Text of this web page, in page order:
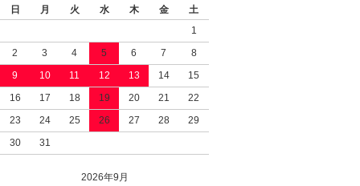
日
月 火 水 木 金
土
1
2
3 4 5 6 7
8
9
10 11 12 13 14
15
16
17 18 19 20 21
22
23
24 25 26 27 28
29
30
31
2026年9月